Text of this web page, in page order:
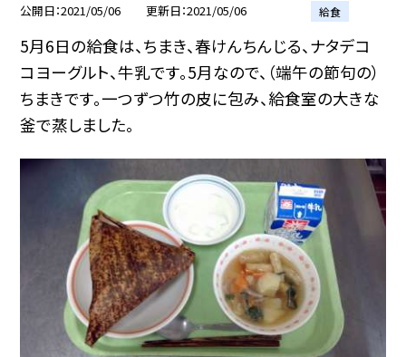
公開日 2021/05/06 更新日 2021/05/06 給食
5月6日の給食は、ちまき、春けんちんじる、ナタデコ
コヨーグルト、牛乳です。5月なので、（端午の節句の）
ちまきです。一つずつ竹の皮に包み、給食室の大きな
釜で蒸しました。